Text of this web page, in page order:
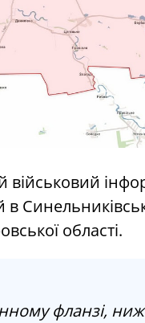
військовий
в
області.
фланзі,